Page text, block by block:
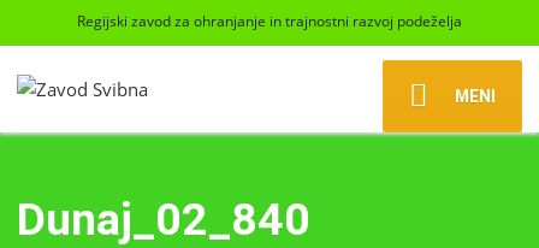
Regijski zavod za ohranjanje in trajnostni razvoj podeželja
MENI
Dunaj_02_840